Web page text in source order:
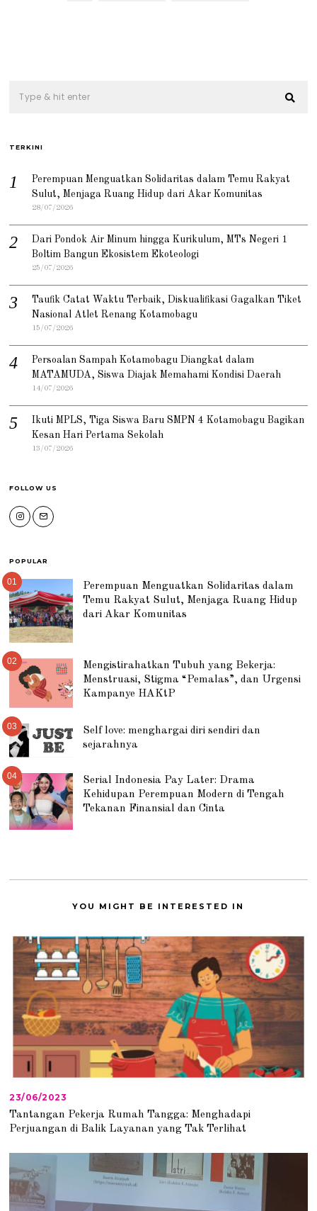
TERKINI
Perempuan Menguatkan Solidaritas dalam Temu Rakyat
Sulut, Menjaga Ruang Hidup dari Akar Komunitas
28/07/2026
Dari Pondok Air Minum hingga Kurikulum, MTs Negeri 1
Boltim Bangun Ekosistem Ekoteologi
25/07/2026
Taufik Catat Waktu Terbaik, Diskualifikasi Gagalkan Tiket
Nasional Atlet Renang Kotamobagu
15/07/2026
Persoalan Sampah Kotamobagu Diangkat dalam
MATAMUDA, Siswa Diajak Memahami Kondisi Daerah
14/07/2026
Ikuti MPLS, Tiga Siswa Baru SMPN 4 Kotamobagu Bagikan
Kesan Hari Pertama Sekolah
13/07/2026
FOLLOW US
POPULAR
01
Perempuan Menguatkan Solidaritas dalam
Temu Rakyat Sulut, Menjaga Ruang Hidup
dari Akar Komunitas
02
Mengistirahatkan Tubuh yang Bekerja:
Menstruasi, Stigma “Pemalas”, dan Urgensi
Kampanye HAKtP
03
Self love: menghargai diri sendiri dan
sejarahnya
04
Serial Indonesia Pay Later: Drama
Kehidupan Perempuan Modern di Tengah
Tekanan Finansial dan Cinta
YOU MIGHT BE INTERESTED IN
23/06/2023
3
/
0
/
3
Tantangan Pekerja Rumah Tangga: Menghadapi
Perjuangan di Balik Layanan yang Tak Terlihat